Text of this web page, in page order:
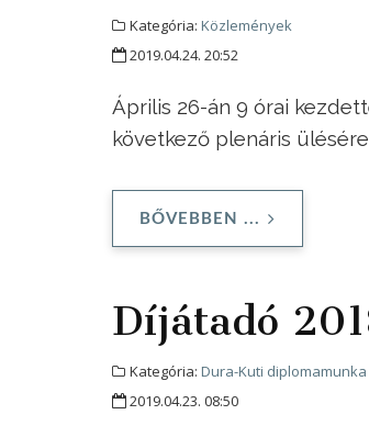
Kategória: Közlemények
2019.04.24. 20:52
Április 26-án 9 órai
következő plenáris
BŐVEBBEN ...
Díjátadó
Kategória: Dura-Kuti
2019.04.23. 08:50